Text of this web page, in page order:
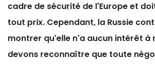
cadre de sécurité de l'Europe et
tout prix. Cependant, la Russie
montrer qu'elle n'a aucun intérêt à
devons reconnaître que toute